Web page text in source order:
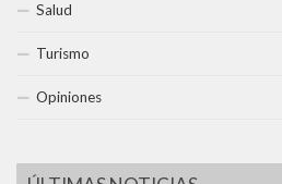
Salud
Turismo
Opiniones